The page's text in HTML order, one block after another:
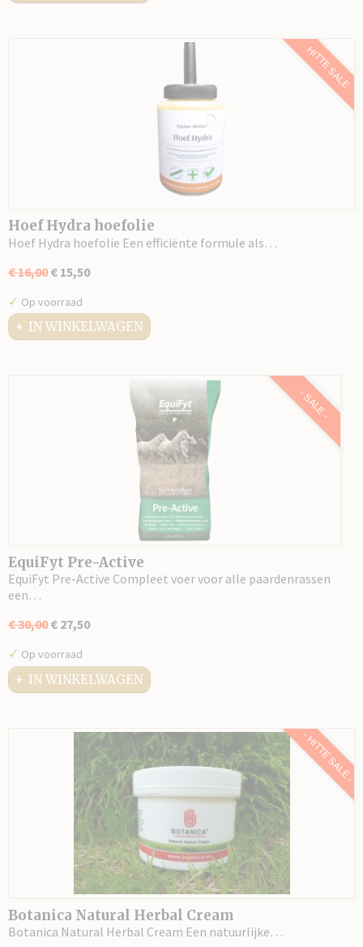
HITTE SALE
Hoef Hydra hoefolie
Hoef Hydra hoefolie Een efficiënte formule als…
€ 16,00 € 15,50
✓ Op voorraad
IN WINKELWAGEN
- SALE -
EquiFyt Pre-Active
EquiFyt Pre-Active Compleet voer voor alle paardenrassen
een…
€ 30,00 € 27,50
✓ Op voorraad
IN WINKELWAGEN
- HITTE SALE -
Botanica Natural Herbal Cream
Botanica Natural Herbal Cream Een natuurlijke…